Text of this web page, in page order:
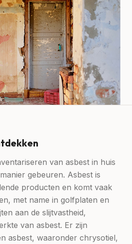
van asbest in huis
gebeuren. Asbest is
producten en komt vaak
met name in golfplaten en
aan de slijtvastheid,
van asbest. Er zijn
asbest, waaronder chrysotiel,